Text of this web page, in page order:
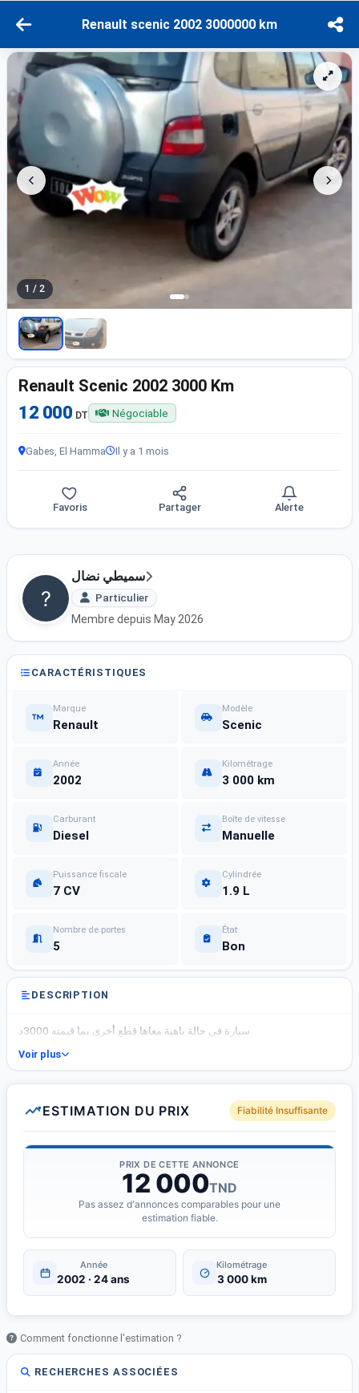
Renault scenic 2002 3000000 km
1 / 2
Renault Scenic 2002 3000 Km
12 000 DT Négociable
Gabes, El Hamma Il y a 1 mois
Favoris Partager Alerte
سميطي نضال
Particulier
Membre depuis May 2026
CARACTÉRISTIQUES
Marque
Renault
Modèle
Scenic
Année
2002
Kilométrage
3 000 km
Carburant
Diesel
Boîte de vitesse
Manuelle
Puissance fiscale
7 CV
Cylindrée
1.9 L
Nombre de portes
5
État
Bon
DESCRIPTION
سيارة في حالة باهية معاها قطع أخرى بما قيمته 3000د
Voir plus
ESTIMATION DU PRIX Fiabilité Insuffisante
PRIX DE CETTE ANNONCE
12 000TND
Pas assez d'annonces comparables pour une
estimation fiable.
Année
2002 · 24 ans
Kilométrage
3 000 km
Comment fonctionne l'estimation ?
RECHERCHES ASSOCIÉES